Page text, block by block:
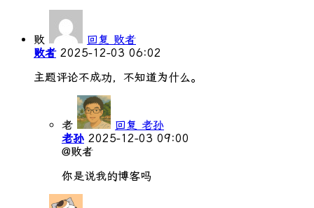
败
回复 败者
败者 2025-12-03 06:02
主题评论不成功，不知道为什么。
老
回复 老孙
老孙 2025-12-03 09:00
@败者
你是说我的博客吗